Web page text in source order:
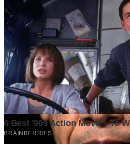
Di Balik Kenaikan Harga Properti,
Terjadi di Pasar?
6 days ago